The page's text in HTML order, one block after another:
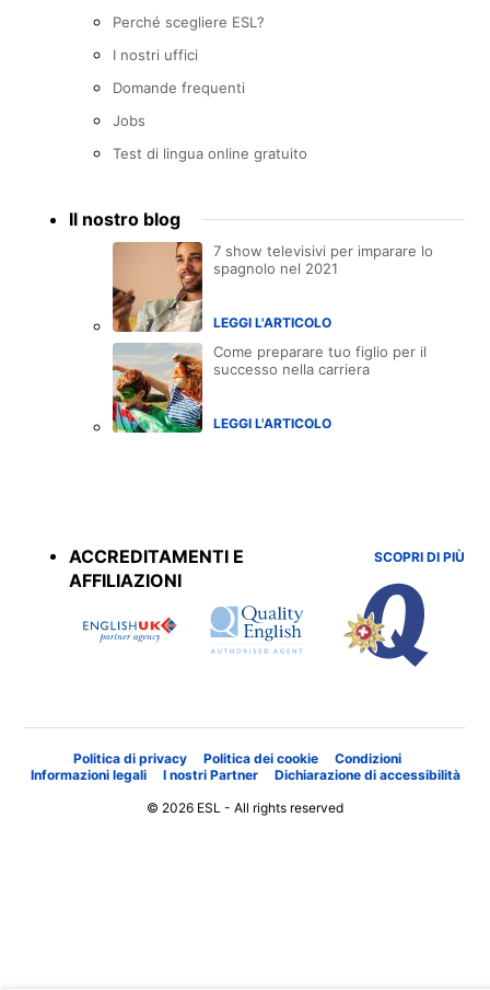
Perché scegliere ESL?
I nostri uffici
Domande frequenti
Jobs
Test di lingua online gratuito
Il nostro blog
7 show televisivi per imparare lo
spagnolo nel 2021
LEGGI L'ARTICOLO
Come preparare tuo figlio per il
successo nella carriera
LEGGI L'ARTICOLO
ACCREDITAMENTI E
AFFILIAZIONI
SCOPRI DI PIÙ
Politica di privacy Politica dei cookie
Condizioni
Informazioni legali
I nostri Partner
Dichiarazione di accessibilità
© 2026 ESL - All rights reserved